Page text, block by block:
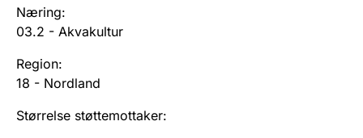
Næring:
03.2 - Akvakultur
Region:
18 - Nordland
Størrelse støttemottaker: